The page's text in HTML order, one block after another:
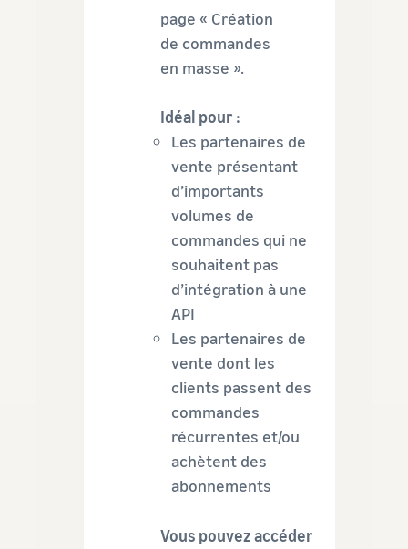
page « Création
de commandes
en masse ».
Idéal pour :
Les partenaires de
vente présentant
d’importants
volumes de
commandes qui ne
souhaitent pas
d’intégration à une
API
Les partenaires de
vente dont les
clients passent des
commandes
récurrentes et/ou
achètent des
abonnements
Vous pouvez accéder